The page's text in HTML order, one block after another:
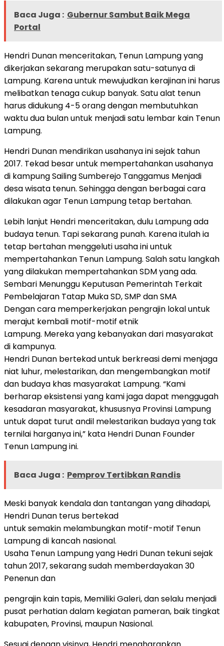
Baca Juga : Gubernur Sambut Baik Mega
Portal
Hendri Dunan menceritakan, Tenun Lampung yang
dikerjakan sekarang merupakan satu-satunya di
Lampung. Karena untuk mewujudkan kerajinan ini harus
melibatkan tenaga cukup banyak. Satu alat tenun
harus didukung 4-5 orang dengan membutuhkan
waktu dua bulan untuk menjadi satu lembar kain Tenun
Lampung.
Hendri Dunan mendirikan usahanya ini sejak tahun
2017. Tekad besar untuk mempertahankan usahanya
di kampung Sailing Sumberejo Tanggamus Menjadi
desa wisata tenun. Sehingga dengan berbagai cara
dilakukan agar Tenun Lampung tetap bertahan.
Lebih lanjut Hendri menceritakan, dulu Lampung ada
budaya tenun. Tapi sekarang punah. Karena itulah ia
tetap bertahan menggeluti usaha ini untuk
mempertahankan Tenun Lampung. Salah satu langkah
yang dilakukan mempertahankan SDM yang ada.
Sembari Menunggu Keputusan Pemerintah Terkait
Pembelajaran Tatap Muka SD, SMP dan SMA
Dengan cara memperkerjakan pengrajin lokal untuk
merajut kembali motif-motif etnik
Lampung. Mereka yang kebanyakan dari masyarakat
di kampunya.
Hendri Dunan bertekad untuk berkreasi demi menjaga
niat luhur, melestarikan, dan mengembangkan motif
dan budaya khas masyarakat Lampung. “Kami
berharap eksistensi yang kami jaga dapat menggugah
kesadaran masyarakat, khususnya Provinsi Lampung
untuk dapat turut andil melestarikan budaya yang tak
ternilai harganya ini,” kata Hendri Dunan Founder
Tenun Lampung ini.
Baca Juga : Pemprov Tertibkan Randis
Meski banyak kendala dan tantangan yang dihadapi,
Hendri Dunan terus bertekad
untuk semakin melambungkan motif-motif Tenun
Lampung di kancah nasional.
Usaha Tenun Lampung yang Hedri Dunan tekuni sejak
tahun 2017, sekarang sudah memberdayakan 30
Penenun dan
pengrajin kain tapis, Memiliki Galeri, dan selalu menjadi
pusat perhatian dalam kegiatan pameran, baik tingkat
kabupaten, Provinsi, maupun Nasional.